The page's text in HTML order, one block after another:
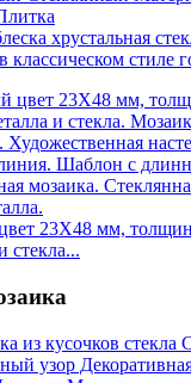
хрустальная
классическом стиле
23X48 мм,
стекла...